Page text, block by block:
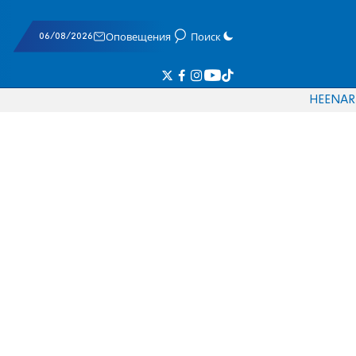
06/08/2026 Оповещения Поиск
HEENAR